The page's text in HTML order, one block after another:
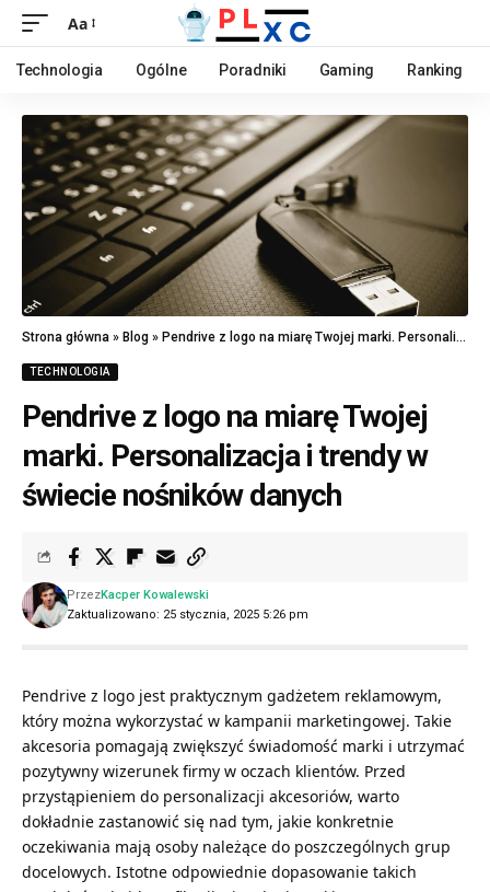
Aa
Technologia Ogólne Poradniki Gaming Ranking
Strona główna » Blog » Pendrive z logo na miarę Twojej marki. Personalizacja i trendy w świecie nośników danych
TECHNOLOGIA
Pendrive z logo na miarę Twojej
marki. Personalizacja i trendy w
świecie nośników danych
Zaktualizowano: 25 stycznia, 2025 5:26 pm
PrzezKacper Kowalewski
Pendrive z logo jest praktycznym gadżetem reklamowym,
który można wykorzystać w kampanii marketingowej. Takie
akcesoria pomagają zwiększyć świadomość marki i utrzymać
pozytywny wizerunek firmy w oczach klientów. Przed
przystąpieniem do personalizacji akcesoriów, warto
dokładnie zastanowić się nad tym, jakie konkretnie
oczekiwania mają osoby należące do poszczególnych grup
docelowych. Istotne odpowiednie dopasowanie takich